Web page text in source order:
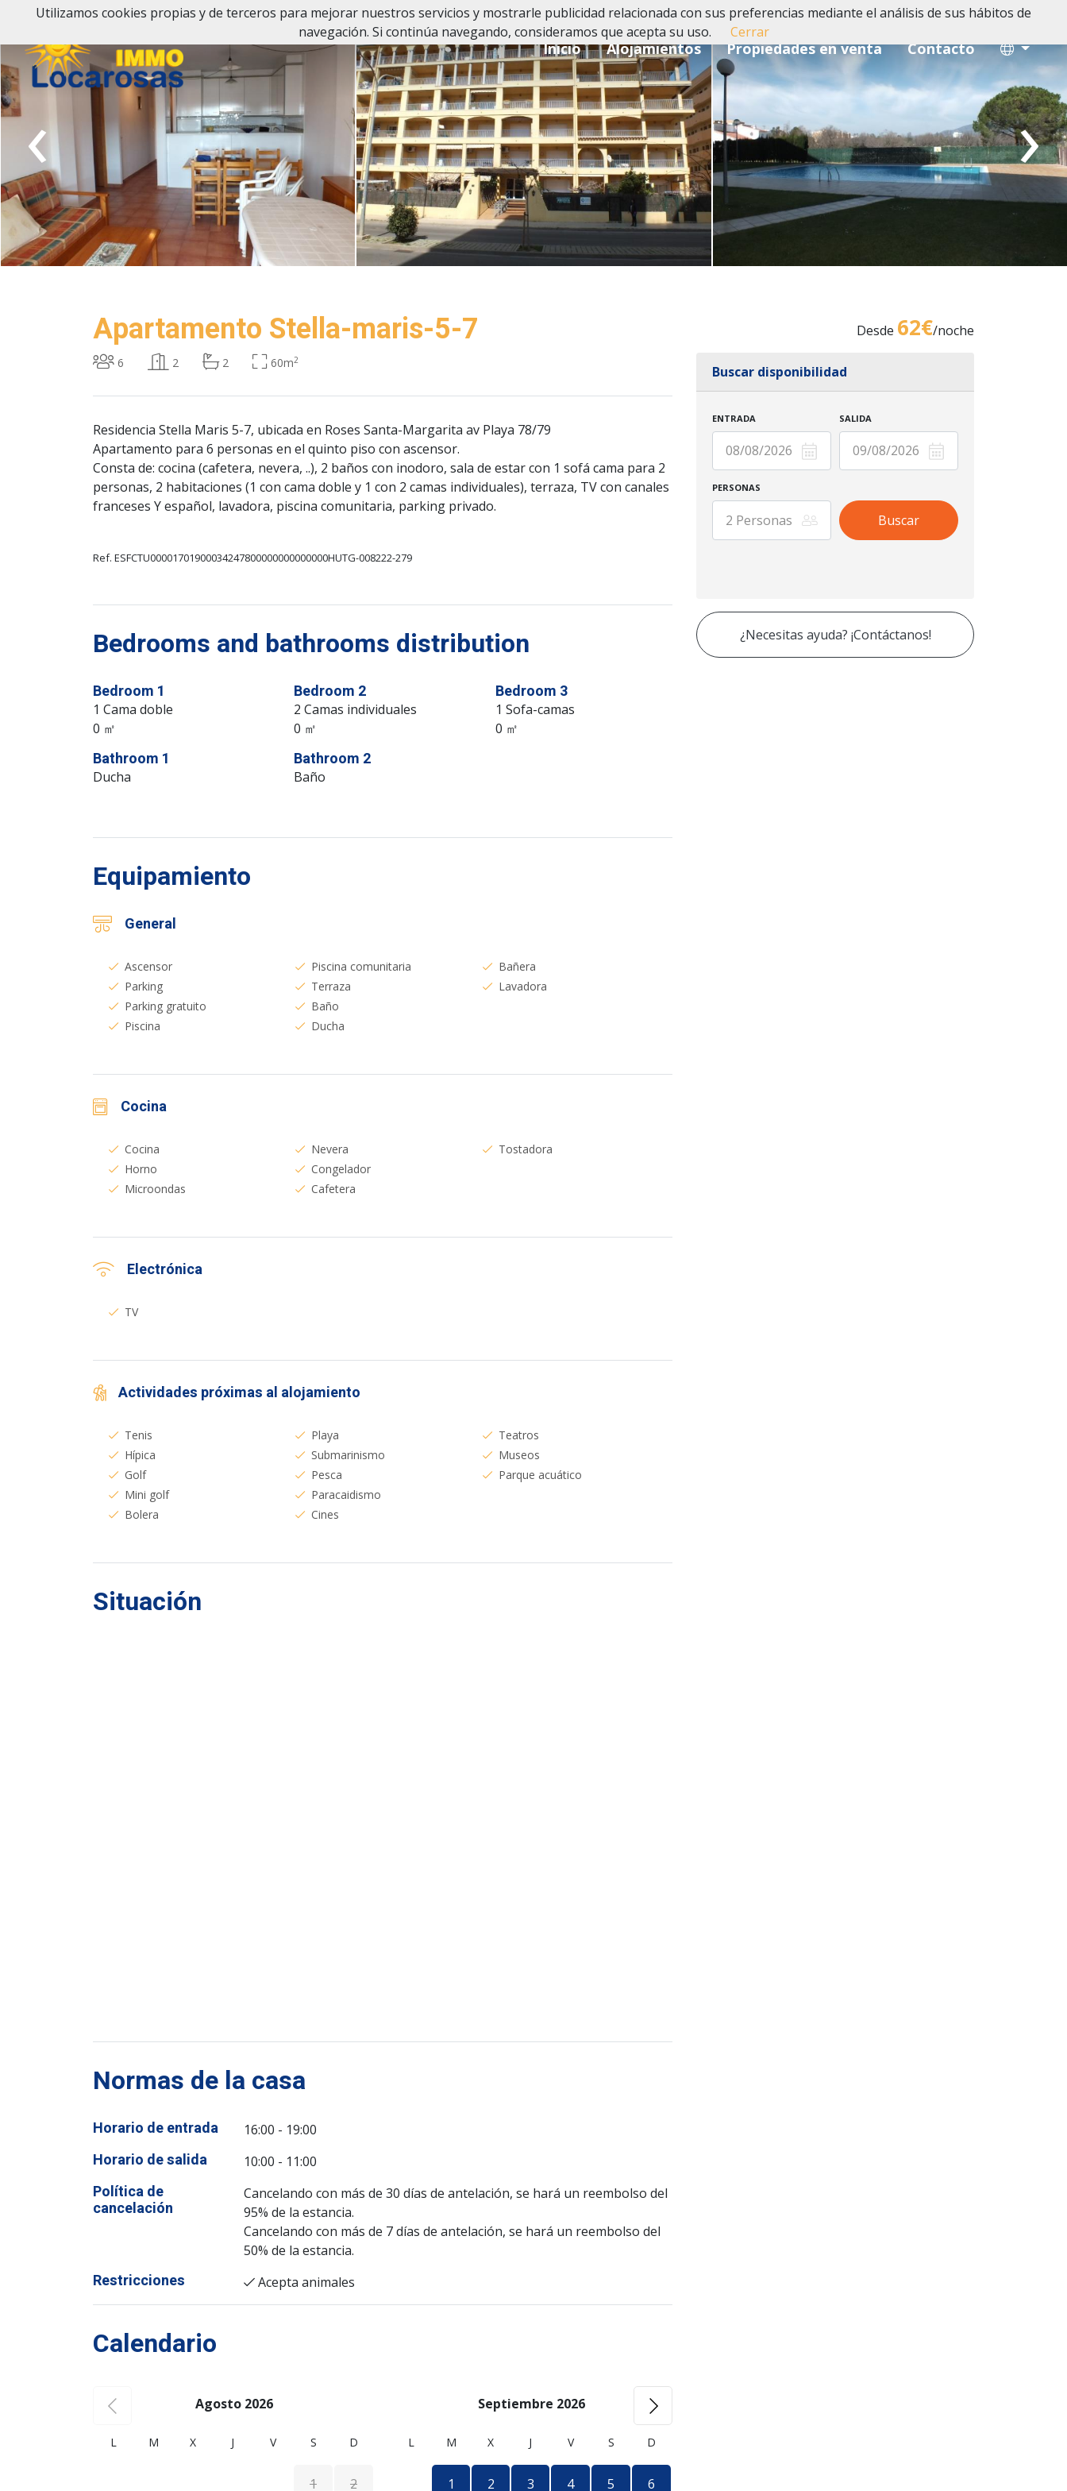
Inicio Alojamientos Propiedades en venta Contacto
‹ ›
Apartamento Stella-maris-5-7 Desde 62€/noche
Buscar disponibilidad
ENTRADA SALIDA
PERSONAS
¿Necesitas ayuda? ¡Contáctanos!
6 2 2 60m2
Residencia Stella Maris 5-7, ubicada en Roses Santa-Margarita av Playa 78/79
Apartamento para 6 personas en el quinto piso con ascensor.
Consta de: cocina (cafetera, nevera, ..), 2 baños con inodoro, sala de estar con 1 sofá cama para 2
personas, 2 habitaciones (1 con cama doble y 1 con 2 camas individuales), terraza, TV con canales
franceses Y español, lavadora, piscina comunitaria, parking privado.
Ref. ESFCTU00001701900034247800000000000000HUTG-008222-279
Bedrooms and bathrooms distribution
Bedroom 1
1 Cama doble
0 ㎡
Bedroom 2
2 Camas individuales
0 ㎡
Bedroom 3
1 Sofa-camas
0 ㎡
Bathroom 1
Ducha
Bathroom 2
Baño
Equipamiento
General
Ascensor
Parking
Parking gratuito
Piscina
Piscina comunitaria
Terraza
Baño
Ducha
Bañera
Lavadora
Cocina
Cocina
Horno
Microondas
Nevera
Congelador
Cafetera
Tostadora
Electrónica
TV
Actividades próximas al alojamiento
Tenis
Hípica
Golf
Mini golf
Bolera
Playa
Submarinismo
Pesca
Paracaidismo
Cines
Teatros
Museos
Parque acuático
Situación
Normas de la casa
Horario de entrada 16:00 - 19:00
Horario de salida 10:00 - 11:00
Política de
cancelación
Cancelando con más de 30 días de antelación, se hará un reembolso del
95% de la estancia.
Cancelando con más de 7 días de antelación, se hará un reembolso del
50% de la estancia.
Restricciones Acepta animales
Calendario
Agosto 2026
L M X J V S D
1 2
Septiembre 2026
L M X J V S D
1 2 3 4 5 6
Utilizamos cookies propias y de terceros para mejorar nuestros servicios y mostrarle publicidad relacionada con sus preferencias mediante el análisis de sus hábitos de
navegación. Si continúa navegando, consideramos que acepta su uso.
Cerrar